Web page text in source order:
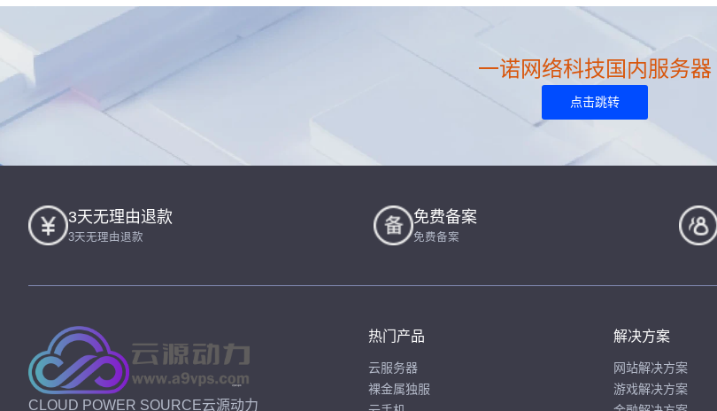
一诺网络科技国内服务器
点击跳转
3天无理由退款
3天无理由退款
免费备案
免费备案
CLOUD POWER SOURCE云源动力
热门产品
云服务器
裸金属独服
解决方案
网站解决方案
游戏解决方案